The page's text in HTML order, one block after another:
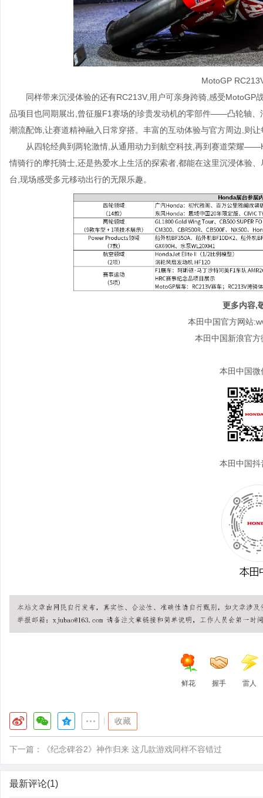
MotoGP
同样带来沉浸体验的还有RC213V,用户可亲身跨骑,感受
品项目也同期展出,曾征服F1赛场的珍贵发动机的零部件——凸轮轴
潮流配饰,让赛道精神融入日常穿搭。丰富的互动体验与官方周边,则
从四轮经典到两轮激情,从通用动力到航空科技,再到赛道荣耀
情骑行的摩托骑士,还是热爱水上生活的探索者,都能在这里沉浸体验
台,现场感受多元移动出行的无限乐趣。
更多内容,
本田中国官方网站
本田中国新浪官
本田中国微
本田中国抖
鲜花 握手 雷人
收藏
下一篇： 《纪念碑谷2》神作归来 这几款游戏同样不容错过
最新评论(1)